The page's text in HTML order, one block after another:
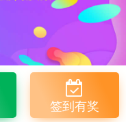
签到有奖